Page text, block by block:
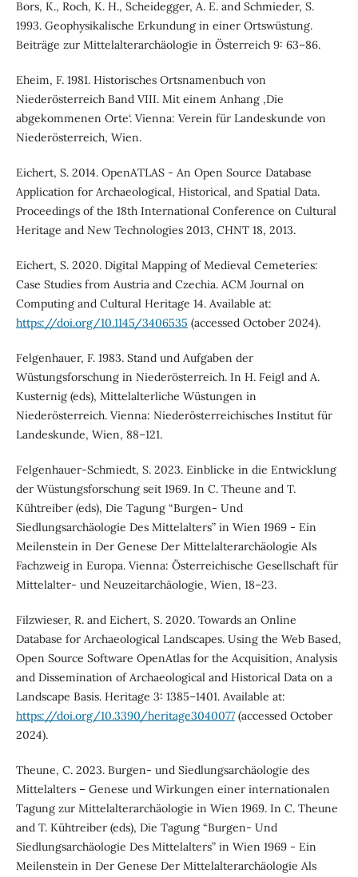
Bors, K., Roch, K. H., Scheidegger, A. E. and Schmieder, S.
1993. Geophysikalische Erkundung in einer Ortswüstung.
Beiträge zur Mittelalterarchäologie in Österreich 9: 63–86.
Eheim, F. 1981. Historisches Ortsnamenbuch von
Niederösterreich Band VIII. Mit einem Anhang ‚Die
abgekommenen Orte‘. Vienna: Verein für Landeskunde von
Niederösterreich, Wien.
Eichert, S. 2014. OpenATLAS - An Open Source Database
Application for Archaeological, Historical, and Spatial Data.
Proceedings of the 18th International Conference on Cultural
Heritage and New Technologies 2013, CHNT 18, 2013.
Eichert, S. 2020. Digital Mapping of Medieval Cemeteries:
Case Studies from Austria and Czechia. ACM Journal on
Computing and Cultural Heritage 14. Available at:
https://doi.org/10.1145/3406535 (accessed October 2024).
Felgenhauer, F. 1983. Stand und Aufgaben der
Wüstungsforschung in Niederösterreich. In H. Feigl and A.
Kusternig (eds), Mittelalterliche Wüstungen in
Niederösterreich. Vienna: Niederösterreichisches Institut für
Landeskunde, Wien, 88–121.
Felgenhauer-Schmiedt, S. 2023. Einblicke in die Entwicklung
der Wüstungsforschung seit 1969. In C. Theune and T.
Kühtreiber (eds), Die Tagung “Burgen- Und
Siedlungsarchäologie Des Mittelalters” in Wien 1969 - Ein
Meilenstein in Der Genese Der Mittelalterarchäologie Als
Fachzweig in Europa. Vienna: Österreichische Gesellschaft für
Mittelalter- und Neuzeitarchäologie, Wien, 18–23.
Filzwieser, R. and Eichert, S. 2020. Towards an Online
Database for Archaeological Landscapes. Using the Web Based,
Open Source Software OpenAtlas for the Acquisition, Analysis
and Dissemination of Archaeological and Historical Data on a
Landscape Basis. Heritage 3: 1385–1401. Available at:
https://doi.org/10.3390/heritage3040077(accessed October
2024).
Theune, C. 2023. Burgen- und Siedlungsarchäologie des
Mittelalters – Genese und Wirkungen einer internationalen
Tagung zur Mittelalterarchäologie in Wien 1969. In C. Theune
and T. Kühtreiber (eds), Die Tagung “Burgen- Und
Siedlungsarchäologie Des Mittelalters” in Wien 1969 - Ein
Meilenstein in Der Genese Der Mittelalterarchäologie Als